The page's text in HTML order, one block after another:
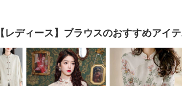
【レディース】ブラウスのおすすめアイ